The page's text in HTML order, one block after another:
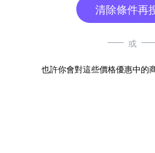
清除條件再
或
也許你會對這些價格優惠中的